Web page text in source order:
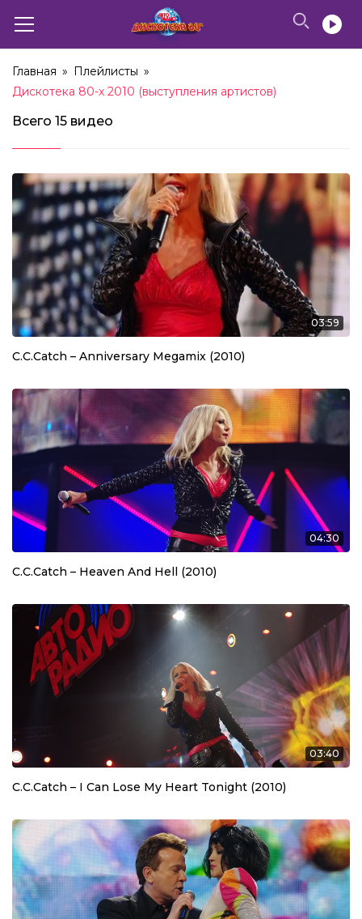
Главная » Плейлисты »
Дискотека 80-х 2010 (выступления артистов)
Всего 15 видео
03:59
C.C.Catch – Anniversary Megamix (2010)
04:30
C.C.Catch – Heaven And Hell (2010)
03:40
C.C.Catch – I Can Lose My Heart Tonight (2010)